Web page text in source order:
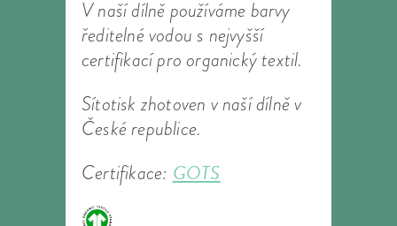
V naší dílně používáme barvy
ředitelné vodou s nejvyšší
certifikací pro organický textil.
Sítotisk zhotoven v naší dílně v
České republice.
Certifikace: GOTS